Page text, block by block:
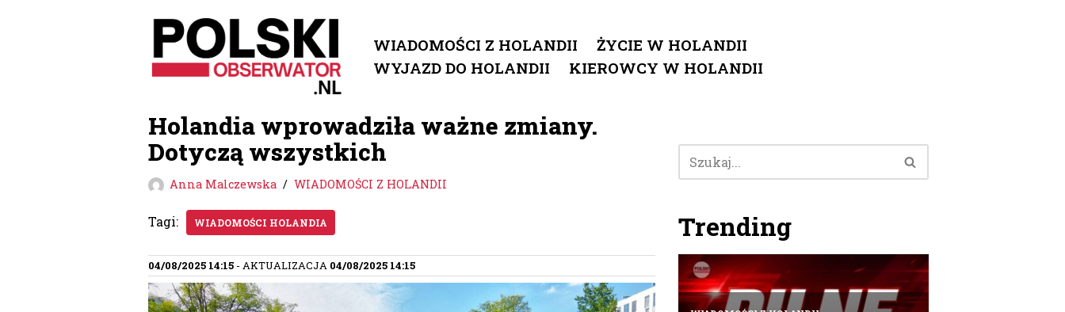
Przejdź
do
WIADOMOŚCI Z HOLANDII
ŻYCIE W HOLANDII
WYJAZD DO HOLANDII
KIEROWCY W HOLANDII
Holandia wprowadziła ważne zmiany.
Dotyczą wszystkich
Anna Malczewska WIADOMOŚCI Z HOLANDII
Tagi: WIADOMOŚCI HOLANDIA
04/08/2025 14:15 - AKTUALIZACJA 04/08/2025 14:15
Trending